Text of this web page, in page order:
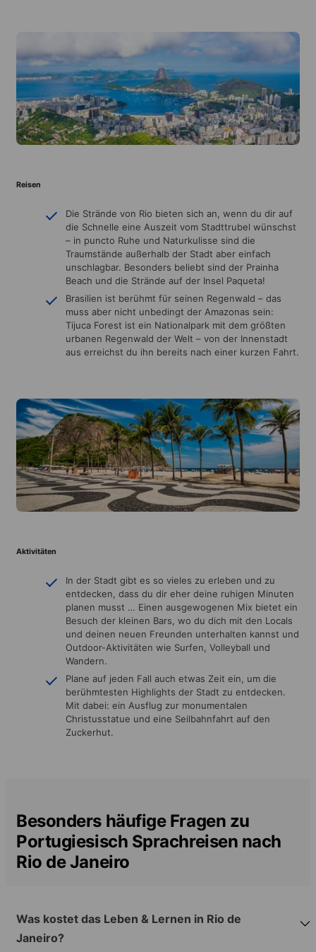
Reisen
Die Strände von Rio bieten sich an, wenn du dir auf
die Schnelle eine Auszeit vom Stadttrubel wünschst
– in puncto Ruhe und Naturkulisse sind die
Traumstände außerhalb der Stadt aber einfach
unschlagbar. Besonders beliebt sind der Prainha
Beach und die Strände auf der Insel Paqueta!
Brasilien ist berühmt für seinen Regenwald – das
muss aber nicht unbedingt der Amazonas sein: ​​
Tijuca Forest ist ein Nationalpark mit dem größten
urbanen Regenwald der Welt – von der Innenstadt
aus erreichst du ihn bereits nach einer kurzen Fahrt.
Aktivitäten
In der Stadt gibt es so vieles zu erleben und zu
entdecken, dass du dir eher deine ruhigen Minuten
planen musst … Einen ausgewogenen Mix bietet ein
Besuch der kleinen Bars, wo du dich mit den Locals
und deinen neuen Freunden unterhalten kannst und
Outdoor-Aktivitäten wie Surfen, Volleyball und
Wandern.
Plane auf jeden Fall auch etwas Zeit ein, um die
berühmtesten Highlights der Stadt zu entdecken.
Mit dabei: ein Ausflug zur monumentalen
Christusstatue und eine Seilbahnfahrt auf den
Zuckerhut.
Besonders häufige Fragen zu
Portugiesisch Sprachreisen nach
Rio de Janeiro
Was kostet das Leben & Lernen in Rio de
Janeiro?